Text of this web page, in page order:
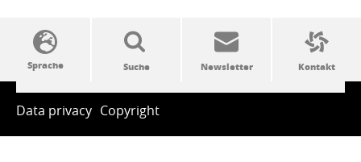
SSW-Politik von A bis Z
Data privacy Copyright